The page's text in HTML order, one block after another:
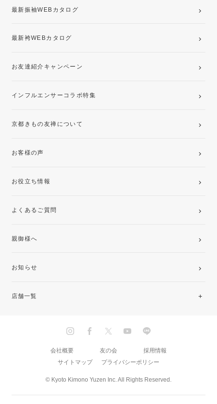
最新振袖WEBカタログ
最新袴WEBカタログ
お友達紹介キャンペーン
インフルエンサーコラボ特集
京都きもの友禅について
お客様の声
お役立ち情報
よくあるご質問
親御様へ
お知らせ
店舗一覧
© Kyoto Kimono Yuzen Inc. All Rights Reserved.
会社概要 友の会
採用情報
サイトマップ
プライバシーポリシー